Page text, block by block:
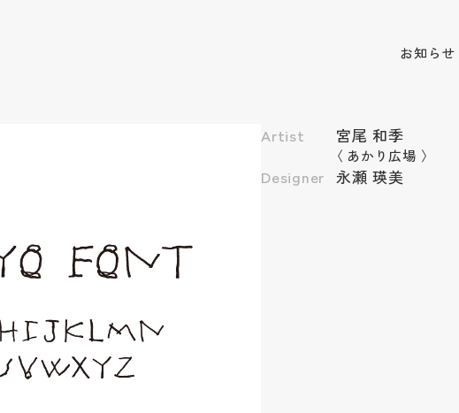
お知らせ
Artist 宮尾 和季
〈 あかり広場 〉
Designer 永瀬 瑛美